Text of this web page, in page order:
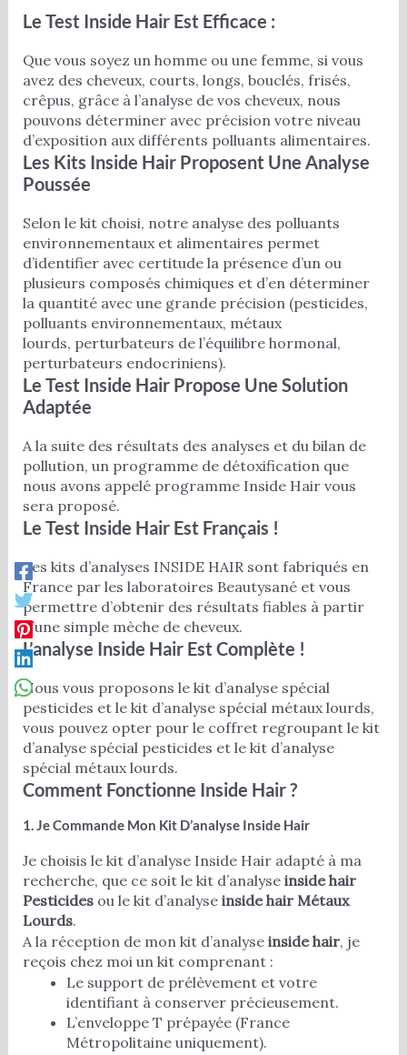
Le Test Inside Hair Est Efficace :
Que vous soyez un homme ou une femme, si vous
avez des cheveux, courts, longs, bouclés, frisés,
crêpus, grâce à l’analyse de vos cheveux, nous
pouvons déterminer avec précision votre niveau
d’exposition aux différents polluants alimentaires.
Les Kits Inside Hair Proposent Une Analyse
Poussée
Selon le kit choisi, notre analyse des polluants
environnementaux et alimentaires permet
d’identifier avec certitude la présence d’un ou
plusieurs composés chimiques et d’en déterminer
la quantité avec une grande précision (pesticides,
polluants environnementaux, métaux
lourds, perturbateurs de l’équilibre hormonal,
perturbateurs endocriniens).
Le Test Inside Hair Propose Une Solution
Adaptée
A la suite des résultats des analyses et du bilan de
pollution, un programme de détoxification que
nous avons appelé programme Inside Hair vous
sera proposé.
Le Test Inside Hair Est Français !
Les kits d’analyses INSIDE HAIR sont fabriqués en
France par les laboratoires Beautysané et vous
permettre d’obtenir des résultats fiables à partir
d’une simple mèche de cheveux.
L’analyse Inside Hair Est Complète !
Nous vous proposons le kit d’analyse spécial
pesticides et le kit d’analyse spécial métaux lourds,
vous pouvez opter pour le coffret regroupant le kit
d’analyse spécial pesticides et le kit d’analyse
spécial métaux lourds.
Comment Fonctionne Inside Hair ?
1. Je Commande Mon Kit D’analyse Inside Hair
Je choisis le kit d’analyse Inside Hair adapté à ma
recherche, que ce soit le kit d’analyse inside hair
Pesticidesou le kit d’analyse inside hair Métaux
Lourds.
A la réception de mon kit d’analyse inside hair, je
reçois chez moi un kit comprenant :
Le support de prélèvement et votre
identifiant à conserver précieusement.
L’enveloppe T prépayée (France
Métropolitaine uniquement).